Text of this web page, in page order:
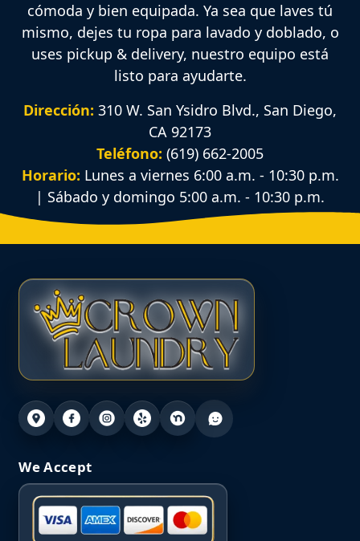
cómoda y bien equipada. Ya sea que laves tú
mismo, dejes tu ropa para lavado y doblado, o
uses pickup & delivery, nuestro equipo está
listo para ayudarte.
Dirección: 310 W. San Ysidro Blvd., San Diego,
CA 92173
Teléfono: (619) 662-2005
Horario: Lunes a viernes 6:00 a.m. - 10:30 p.m.
| Sábado y domingo 5:00 a.m. - 10:30 p.m.
We Accept